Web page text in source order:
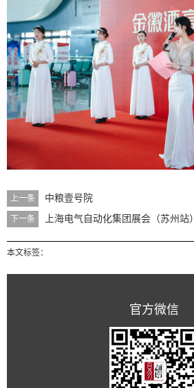
上一条 中粮壹号院
下一条 上海电气自动化集团展会（苏州站）
本文标签：
官方微信